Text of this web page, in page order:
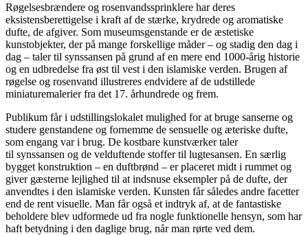
Røgelsesbrændere og rosenvandssprinklere har deres
eksistensberettigelse i kraft af de stærke, krydrede og aromatiske
dufte, de afgiver. Som museumsgenstande er de æstetiske
kunstobjekter, der på mange forskellige måder – og stadig den dag i
dag – taler til synssansen på grund af en mere end 1000-årig historie
og en udbredelse fra øst til vest i den islamiske verden. Brugen af
røgelse og rosenvand illustreres endvidere af de udstillede
miniaturemalerier fra det 17. århundrede og frem.
Publikum får i udstillingslokalet mulighed for at bruge sanserne og
studere genstandene og fornemme de sensuelle og æteriske dufte,
som engang var i brug. De kostbare kunstværker taler
til synssansen og de velduftende stoffer til lugtesansen. En særlig
bygget konstruktion – en duftbrønd – er placeret midt i rummet og
giver gæsterne lejlighed til at indsnuse eksempler på de dufte, der
anvendtes i den islamiske verden. Kunsten får således andre facetter
end de rent visuelle. Man får også et indtryk af, at de fantastiske
beholdere blev udformede ud fra nogle funktionelle hensyn, som har
haft betydning i den daglige brug, når man rørte ved dem.